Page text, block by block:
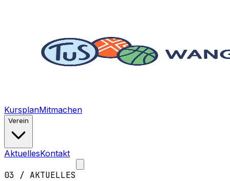
KursplanMitmachen
Verein
AktuellesKontakt
03 / AKTUELLES